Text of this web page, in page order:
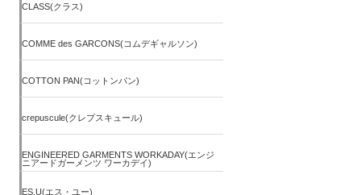
CLASS(クラス)
COMME des GARCONS(コムデギャルソン)
COTTON PAN(コットンパン)
crepuscule(クレプスキュール)
ENGINEERED GARMENTS WORKADAY(エンジ
ニアードガーメンツ ワーカデイ)
ES.U(エス・ユー)